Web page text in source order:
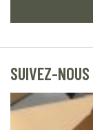
SUIVEZ-NOUS